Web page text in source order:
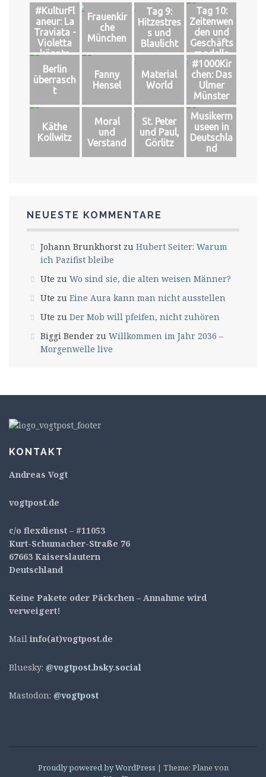
#KulturFl
aneur: La
Traviata -
Violetta
könnte
leben
Frauenkir
che
München
Tag 9:
Hitzestres
s und
Blaulicht
Tag 10:
Zeitenwen
den und
Geschäfts
modelle
Berlin
überrasch
t
Fanny
Hensel
Material
World
#1000Kir
chen: Das
Ulmer
Münster
Käthe
Kollwitz
Moral
und
Verstand
St. Peter
und Paul,
Görlitz
Musikerm
useen in
Deutschla
nd
NEUESTE KOMMENTARE
Johann Brunkhorst zu Hubert Seiter: Warum
ich Pazifist bleibe
Ute zu Wo sind sie, die alten weisen Männer?
Ute zu Eine Aura kann man nicht ausstellen
Ute zu Der Mob will pfeifen, nicht zuhören
Biggi Bender zu Willkommen im Jahr 2036 –
Morgenwelle live
KONTAKT
Andreas Vogt
vogtpost.de
c/o flexdienst – #11053
Kurt-Schumacher-Straße 76
67663 Kaiserslautern
Deutschland
Keine Pakete oder Päckchen – Annahme wird
verweigert!
Mail info(at)vogtpost.de
Bluesky: @vogtpost.bsky.social
Mastodon: @vogtpost
Proudly powered by WordPress | Theme: Plane von